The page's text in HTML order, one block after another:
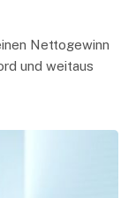
Nettogewinn
und weitaus